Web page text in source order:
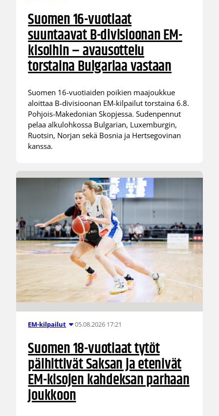
Suomen 16-vuotiaat
suuntaavat B-divisioonan EM-
kisoihin – avausottelu
torstaina Bulgariaa vastaan
Suomen 16-vuotiaiden poikien maajoukkue
aloittaa B-divisioonan EM-kilpailut torstaina 6.8.
Pohjois-Makedonian Skopjessa. Sudenpennut
pelaa alkulohkossa Bulgarian, Luxemburgin,
Ruotsin, Norjan sekä Bosnia ja Hertsegovinan
kanssa.
EM-kilpailut 05.08.2026 17:21
Suomen 18-vuotiaat tytöt
päihittivät Saksan ja etenivät
EM-kisojen kahdeksan parhaan
joukkoon